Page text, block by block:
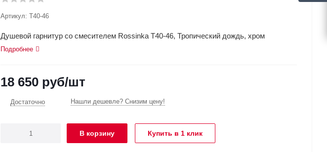
Артикул: T40-46
Душевой гарнитур со смесителем Rossinka T40-46, Тропический дождь, хром
Подробнее
18 650 руб/шт
Достаточно Нашли дешевле? Снизим цену!
В корзину Купить в 1 клик